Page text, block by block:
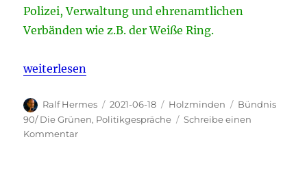
Polizei, Verwaltung und ehrenamtlichen
Verbänden wie z.B. der Weiße Ring.
„Politikgespräch Nr. 2 der GdP KG Holzminden mit
weiterlesen
Autor
Ralf Hermes
Veröffentlicht
am
2021-06-18 Kategorien
Holzminden Schlagwörter
Bündnis
90/ Die Grünen, Politikgespräche
Schreibe einen
Kommentarzu